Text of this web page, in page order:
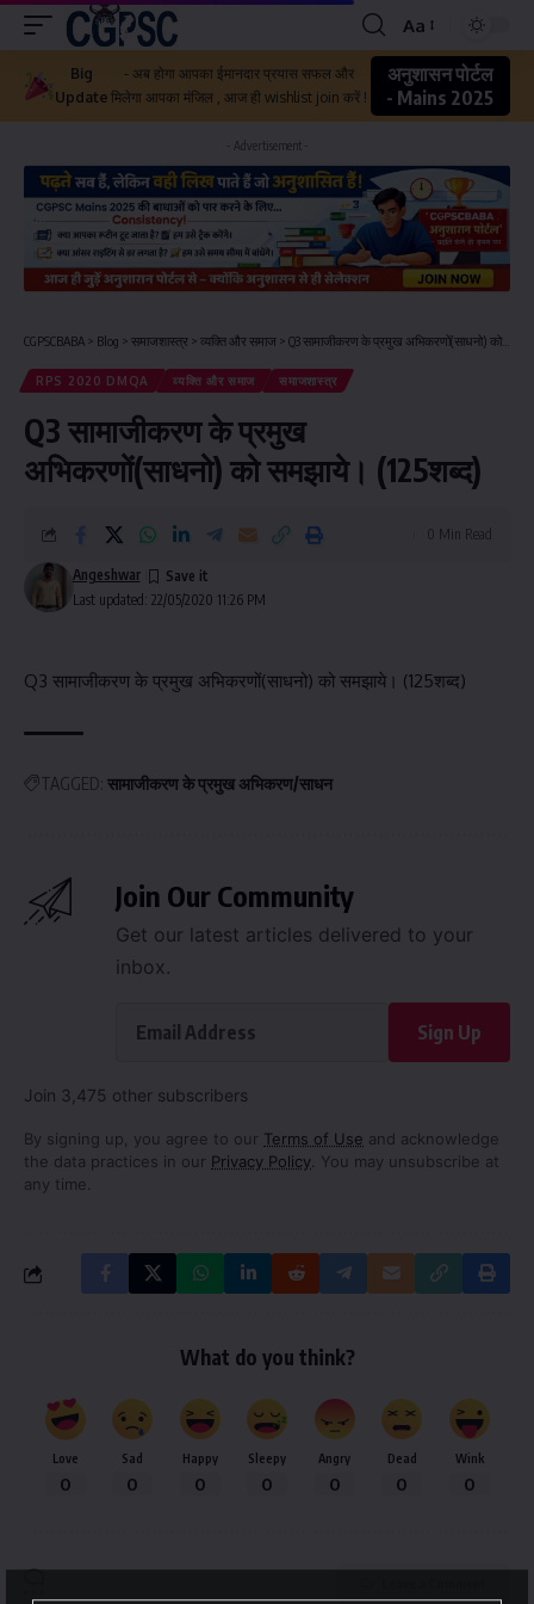
Aa
Big
Update
- अब होगा आपका ईमानदार प्रयास सफल और
मिलेगा आपका मंजिल , आज ही wishlist join करें !
अनुशासन पोर्टल
- Mains 2025
- Advertisement -
CGPSCBABA > Blog > समाजशास्त्र > व्यक्ति और समाज > Q3 सामाजीकरण के प्रमुख अभिकरणों(साधनो) को समझाये। (125शब्द)
RPS 2020 DMQA व्यक्ति और समाज समाजशास्त्र
Q3 सामाजीकरण के प्रमुख
अभिकरणों(साधनो) को समझाये। (125शब्द)
Last updated: 22/05/2020 11:26 PM
Angeshwar
0 Min Read
Q3 सामाजीकरण के प्रमुख अभिकरणों(साधनो) को समझाये। (125शब्द)
TAGGED: सामाजीकरण के प्रमुख अभिकरण/साधन
Join Our Community
Get our latest articles delivered to your
inbox.
Sign Up
Join 3,475 other subscribers
By signing up, you agree to our Terms of Use and acknowledge
the data practices in our Privacy Policy. You may unsubscribe at
any time.
What do you think?
Love
0
Sad
0
Happy
0
Sleepy
0
Angry
0
Dead
0
Wink
0